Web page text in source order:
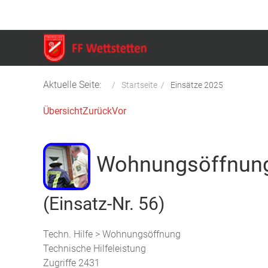
Aktuelle Seite: Startseite Einsätze 2025
ÜbersichtZurückVor
(Einsatz-Nr. 56)
Techn. Hilfe > Wohnungsöffnung
Technische Hilfeleistung
Zugriffe 2431